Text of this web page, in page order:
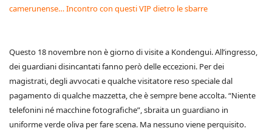
camerunense… Incontro con questi VIP dietro le sbarre
Questo 18 novembre non è giorno di visite a Kondengui. All’ingresso,
dei guardiani disincantati fanno però delle eccezioni. Per dei
magistrati, degli avvocati e qualche visitatore reso speciale dal
pagamento di qualche mazzetta, che è sempre bene accolta. “Niente
telefonini né macchine fotografiche”, sbraita un guardiano in
uniforme verde oliva per fare scena. Ma nessuno viene perquisito.